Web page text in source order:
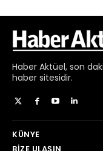
Haber Aktüel, son
haber sitesidir.
KÜNYE
BIZE ULAŞIN